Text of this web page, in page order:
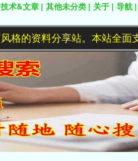
技术&文章 其他未分类 关于 导航
资料分享站。本站全面支